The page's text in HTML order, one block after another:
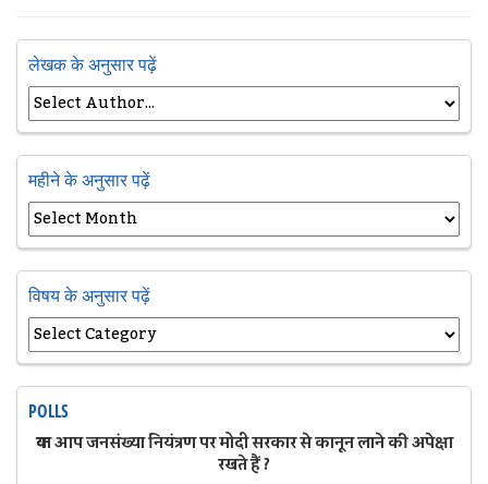
लेखक के अनुसार पढ़ें
महीने के अनुसार पढ़ें
विषय के अनुसार पढ़ें
POLLS
क्या आप जनसंख्या नियंत्रण पर मोदी सरकार से कानून लाने की अपेक्षा
रखते हैं ?